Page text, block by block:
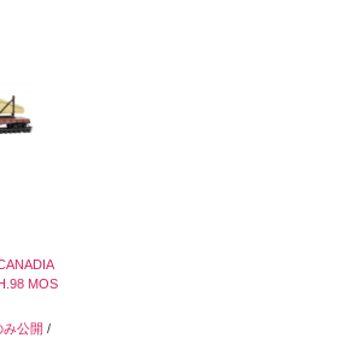
MOS
み公開 /